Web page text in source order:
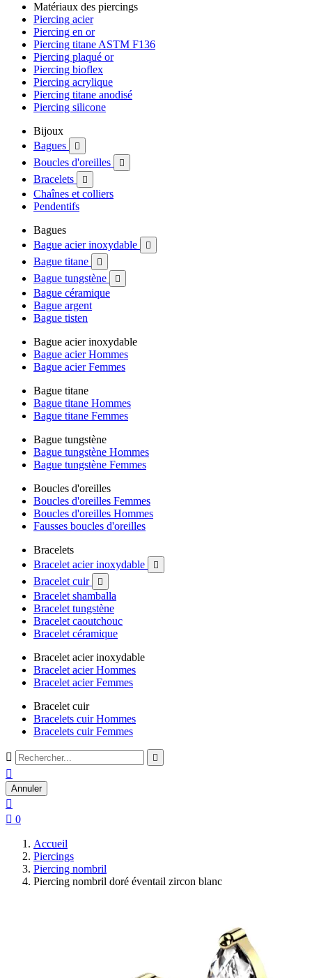
Matériaux des piercings
Piercing acier
Piercing en or
Piercing titane ASTM F136
Piercing plaqué or
Piercing bioflex
Piercing acrylique
Piercing titane anodisé
Piercing silicone
Bijoux
Bagues

Boucles d'oreilles 
Bracelets 
Chaînes et colliers
Pendentifs
Bagues
Bague acier inoxydable

Bague titane 
Bague tungstène 
Bague céramique
Bague argent
Bague tisten
Bague acier inoxydable
Bague acier Hommes
Bague acier Femmes
Bague titane
Bague titane Hommes
Bague titane Femmes
Bague tungstène
Bague tungstène Hommes
Bague tungstène Femmes
Boucles d'oreilles
Boucles d'oreilles Femmes
Boucles d'oreilles Hommes
Fausses boucles d'oreilles
Bracelets
Bracelet acier inoxydable

Bracelet cuir 
Bracelet shamballa
Bracelet tungstène
Bracelet caoutchouc
Bracelet céramique
Bracelet acier inoxydable
Bracelet acier Hommes
Bracelet acier Femmes
Bracelet cuir
Bracelets cuir Hommes
Bracelets cuir Femmes
 

Annuler

 0
Accueil
Piercings
Piercing nombril
Piercing nombril doré éventail zircon blanc